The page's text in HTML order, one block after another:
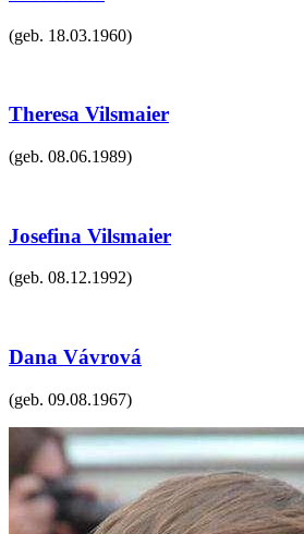
(geb. 18.03.1960)
Theresa Vilsmaier
(geb. 08.06.1989)
Josefina Vilsmaier
(geb. 08.12.1992)
Dana Vávrová
(geb. 09.08.1967)